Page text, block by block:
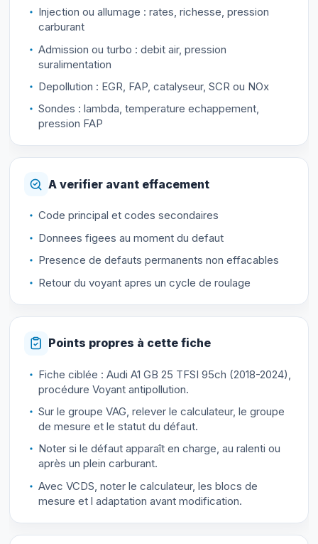
Injection ou allumage : rates, richesse, pression
carburant
Admission ou turbo : debit air, pression
suralimentation
Depollution : EGR, FAP, catalyseur, SCR ou NOx
Sondes : lambda, temperature echappement,
pression FAP
A verifier avant effacement
Code principal et codes secondaires
Donnees figees au moment du defaut
Presence de defauts permanents non effacables
Retour du voyant apres un cycle de roulage
Points propres à cette fiche
Fiche ciblée : Audi A1 GB 25 TFSI 95ch (2018-2024),
procédure Voyant antipollution.
Sur le groupe VAG, relever le calculateur, le groupe
de mesure et le statut du défaut.
Noter si le défaut apparaît en charge, au ralenti ou
après un plein carburant.
Avec VCDS, noter le calculateur, les blocs de
mesure et l adaptation avant modification.